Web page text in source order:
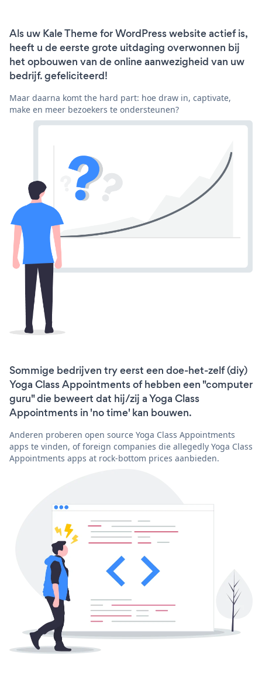
Als uw Kale Theme for WordPress website actief is,
heeft u de eerste grote uitdaging overwonnen bij
het opbouwen van de online aanwezigheid van uw
bedrijf. gefeliciteerd!
Maar daarna komt the hard part: hoe draw in, captivate,
make en meer bezoekers te ondersteunen?
Sommige bedrijven try eerst een doe-het-zelf (diy)
Yoga Class Appointments of hebben een "computer
guru" die beweert dat hij/zij a Yoga Class
Appointments in 'no time' kan bouwen.
Anderen proberen open source Yoga Class Appointments
apps te vinden, of foreign companies die allegedly Yoga Class
Appointments apps at rock-bottom prices aanbieden.